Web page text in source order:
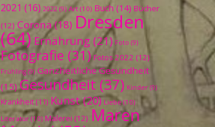
2021 (16) 2022 (9) Art (10) Buch (14) Bücher
(12) Corona(18) Dresden
(64) Ernährung (21) Foto (9)
Fotografie (31) Fotos 2022 (12)
Frühling (9) Ganzheitliche Gesundheit
(15) Gesundheit (37) Kinder (9)
Krankheit (11) Kunst(20) Liebe(10)
Literatur (10) Malerei (12) Maren